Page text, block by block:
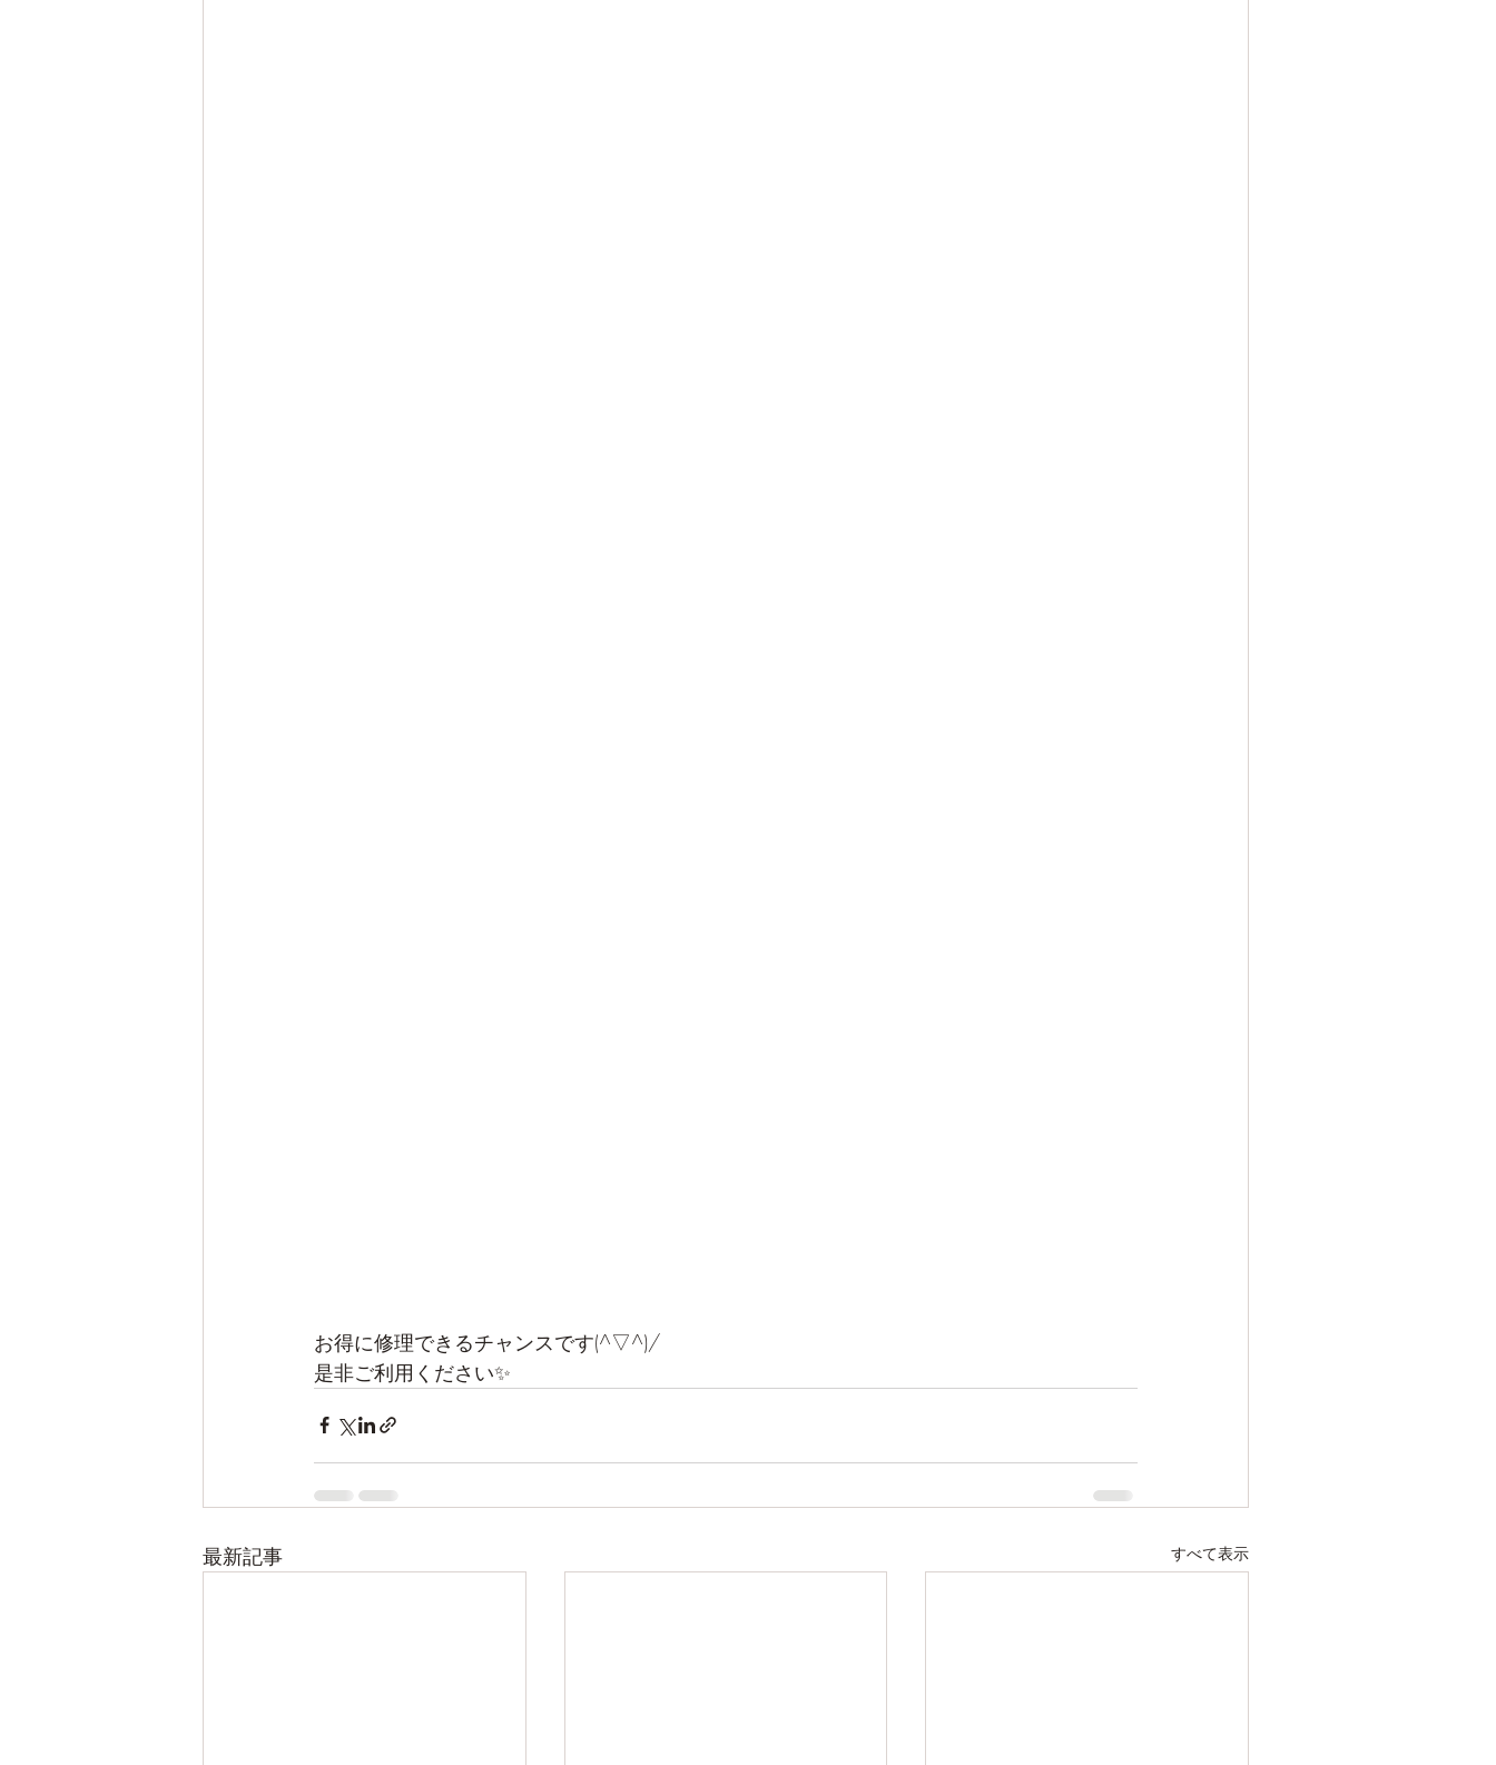
お得に修理できるチャンスです(^▽^)/
是非ご利用ください✨
最新記事 すべて表示